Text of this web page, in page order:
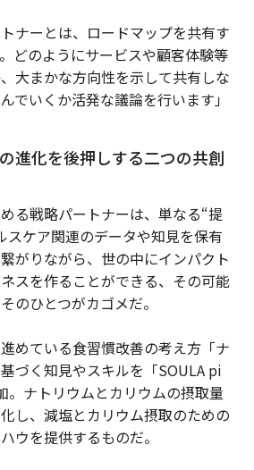
ナーとは、ロードマップを共有す
どのようにサービスや顧客体験等
大まかな方向性を示して共有しな
でいくか活発な議論を行います」
進化を後押しする二つの共創
る戦略パートナーは、単なる“提
スケア関連のデータや知見を保有
がりながら、世の中にインパクト
スを作ることができる、その可能
のひとつがカゴメだ。
めている食習慣改善の考え方「ナ
づく知見やスキルを「SOULA pi
。ナトリウムとカリウムの摂取量
し、減塩とカリウム摂取のための
ウを提供するものだ。